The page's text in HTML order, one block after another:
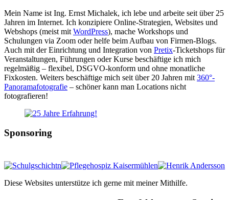
Mein Name ist Ing. Ernst Michalek, ich lebe und arbeite seit über 25
Jahren im Internet. Ich konzipiere Online-Strategien, Websites und
Webshops (meist mit WordPress), mache Workshops und
Schulungen via Zoom oder helfe beim Aufbau von Firmen-Blogs.
Auch mit der Einrichtung und Integration von Pretix-Ticketshops für
Veranstaltungen, Führungen oder Kurse beschäftige ich mich
regelmäßig – flexibel, DSGVO-konform und ohne monatliche
Fixkosten. Weiters beschäftige mich seit über 20 Jahren mit 360°-
Panoramafotografie – schöner kann man Locations nicht
fotografieren!
Sponsoring
Diese Websites unterstütze ich gerne mit meiner Mithilfe.